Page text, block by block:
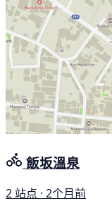
飯坂溫泉
2 站点 · 2个月前